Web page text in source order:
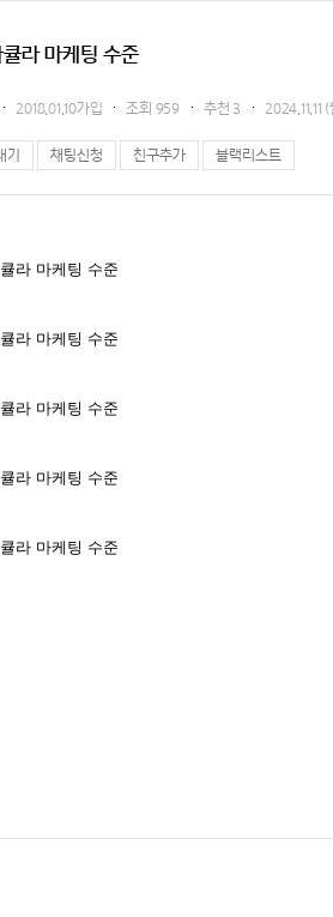
라 마케팅 수준
2018.01.10가입 조회 959 추천3 2024.11.11
기 채팅신청 친구추가 블랙리스트